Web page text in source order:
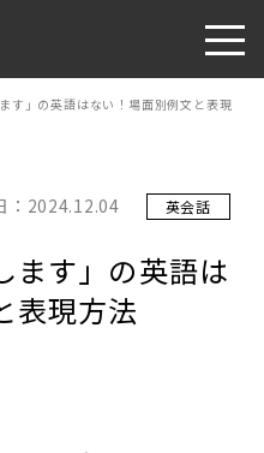
す」の英語はない！場面別例文と表現
2024.12.04 英会話
ます」の英語は
表現方法